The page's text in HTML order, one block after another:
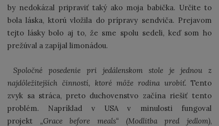
by nedokázal pripraviť taký ako moja babička. Určite to
bola láska, ktorú vložila do prípravy sendviča. Prejavom
tejto lásky bolo aj to, že sme spolu sedeli, keď som ho
prežúval a zapíjal limonádou.
Spoločné posedenie pri jedálenskom stole je jednou z
najdôležitejších činností, ktoré môže rodina urobiť. Tento
zvyk sa stráca, preto duchovenstvo začína riešiť tento
problém. Napríklad v USA v minulosti fungoval
projekt „Grace before meals“ (Modlitba pred jedlom),